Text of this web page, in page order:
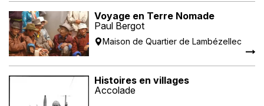
Voyage en Terre Nomade
Paul Bergot
Maison de Quartier de Lambézellec
Histoires en villages
Accolade